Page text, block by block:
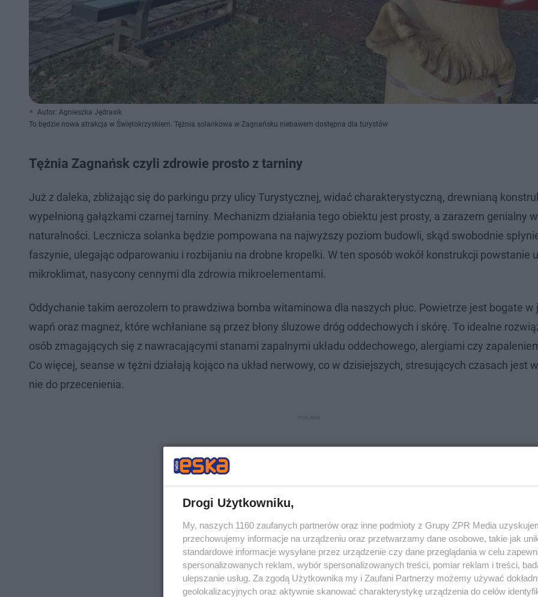
Autor: Agnieszka Jędrasik
To będzie nowa atrakcja w Świętokrzyskiem. Tężnia solankowa w Zagnańsku niebawem dostępna dla turystów
Tężnia Zagnańsk czyli zdrowie prosto z tarniny
Już z daleka, zbliżając się do parkingu przy ulicy Turystycznej, widać charakterystyczną, drewnianą
wypełnioną gałązkami czarnej tarniny. Mechanizm działania tego obiektu jest prosty, a zarazem genialny
naturalności. Lecznicza solanka będzie pompowana na najwyższy poziom budowli, skąd swobodnie
faszynie, ulegając odparowaniu i rozbijaniu na drobne kropelki. W ten sposób wokół konstrukcji powstanie
mikroklimat, nasycony cennymi dla zdrowia mikroelementami.
Oddychanie takim aerozolem to prawdziwa bomba witaminowa dla naszych płuc. Powietrze jest bogate w
wapń oraz magnez, które wchłaniane są przez błony śluzowe dróg oddechowych i skórę. To idealne
osób zmagających się z nawracającymi stanami zapalnymi układu oddechowego, alergiami czy
Co więcej, seanse w tężni działają kojąco na układ nerwowy, co w dzisiejszych, stresujących czasach jest
nie do przecenienia.
Drogi Użytkowniku,
My, naszych 1160 zaufanych partnerów oraz inne podmioty z Grupy ZPR Media
przechowujemy informacje na urządzeniu oraz przetwarzamy dane osobowe, takie jak
standardowe informacje wysyłane przez urządzenie czy dane przeglądania w celu
spersonalizowanych reklam, wybór spersonalizowanych treści, pomiar reklam i treści,
ulepszanie usług. Za zgodą Użytkownika my i Zaufani Partnerzy możemy używać
geolokalizacyjnych oraz aktywnie skanować charakterystykę urządzenia do celów